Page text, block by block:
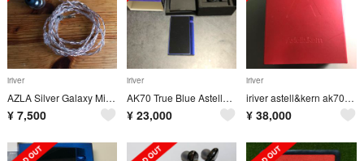
iriver
AZLA Silver Galaxy Mix+ 3.5mm 2pin 新品未開封
¥ 7,500
iriver
AK70 True Blue Astell&Kern
¥ 23,000
iriver
iriver astell&kern ak70mkⅱ おまけfinalE5000
¥ 38,000